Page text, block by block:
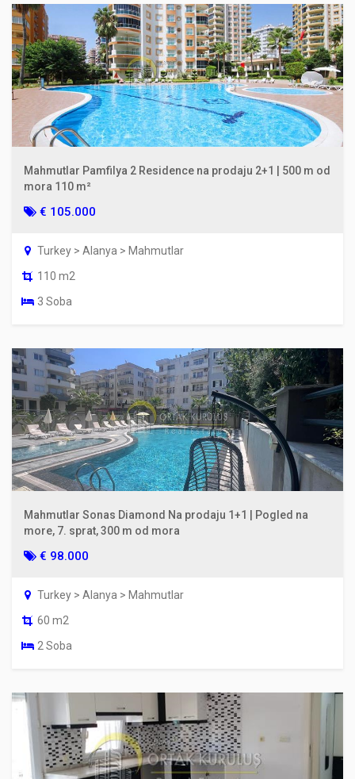
Mahmutlar Pamfilya 2 Residence na prodaju 2+1 | 500 m od
mora 110 m²
€ 105.000
Turkey > Alanya > Mahmutlar
110 m2
3 Soba
Mahmutlar Sonas Diamond Na prodaju 1+1 | Pogled na
more, 7. sprat, 300 m od mora
€ 98.000
Turkey > Alanya > Mahmutlar
60 m2
2 Soba